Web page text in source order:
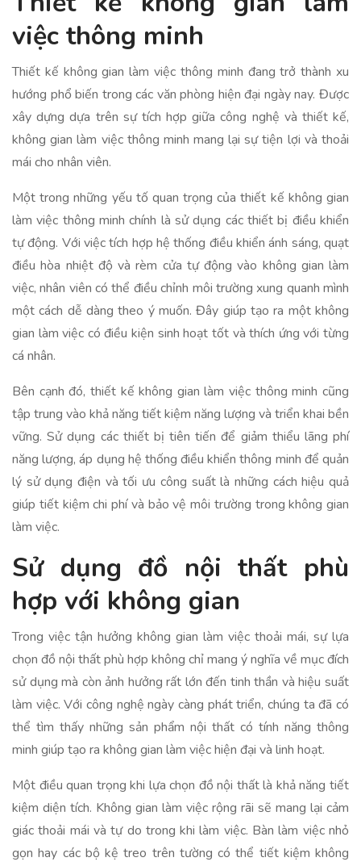
việc thông minh
Thiết kế không gian làm việc thông minh đang trở thành xu
hướng phổ biến trong các văn phòng hiện đại ngày nay. Được
xây dựng dựa trên sự tích hợp giữa công nghệ và thiết kế,
không gian làm việc thông minh mang lại sự tiện lợi và thoải
mái cho nhân viên.
Một trong những yếu tố quan trọng của thiết kế không gian
làm việc thông minh chính là sử dụng các thiết bị điều khiển
tự động. Với việc tích hợp hệ thống điều khiển ánh sáng, quạt
điều hòa nhiệt độ và rèm cửa tự động vào không gian làm
việc, nhân viên có thể điều chỉnh môi trường xung quanh mình
một cách dễ dàng theo ý muốn. Đây giúp tạo ra một không
gian làm việc có điều kiện sinh hoạt tốt và thích ứng với từng
cá nhân.
Bên cạnh đó, thiết kế không gian làm việc thông minh cũng
tập trung vào khả năng tiết kiệm năng lượng và triển khai bền
vững. Sử dụng các thiết bị tiên tiến để giảm thiểu lãng phí
năng lượng, áp dụng hệ thống điều khiển thông minh để quản
lý sử dụng điện và tối ưu công suất là những cách hiệu quả
giúp tiết kiệm chi phí và bảo vệ môi trường trong không gian
làm việc.
Sử dụng đồ nội thất phù
hợp với không gian
Trong việc tận hưởng không gian làm việc thoải mái, sự lựa
chọn đồ nội thất phù hợp không chỉ mang ý nghĩa về mục đích
sử dụng mà còn ảnh hưởng rất lớn đến tinh thần và hiệu suất
làm việc. Với công nghệ ngày càng phát triển, chúng ta đã có
thể tìm thấy những sản phẩm nội thất có tính năng thông
minh giúp tạo ra không gian làm việc hiện đại và linh hoạt.
Một điều quan trọng khi lựa chọn đồ nội thất là khả năng tiết
kiệm diện tích. Không gian làm việc rộng rãi sẽ mang lại cảm
giác thoải mái và tự do trong khi làm việc. Bàn làm việc nhỏ
gọn hay các bộ kệ treo trên tường có thể tiết kiệm không